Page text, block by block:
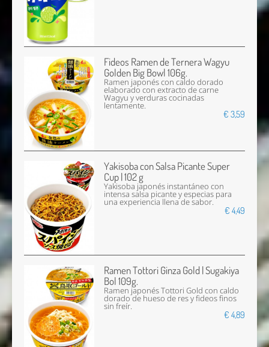
Fideos Ramen de Ternera Wagyu
Golden Big Bowl 106g.
Ramen japonés con caldo dorado
elaborado con extracto de carne
Wagyu y verduras cocinadas
lentamente.
€ 3,59
Yakisoba con Salsa Picante Super
Cup | 102 g
Yakisoba japonés instantáneo con
intensa salsa picante y especias para
una experiencia llena de sabor.
€ 4,49
Ramen Tottori Ginza Gold | Sugakiya
Bol 109g.
Ramen japonés Tottori Gold con caldo
dorado de hueso de res y fideos finos
sin freír.
€ 4,89